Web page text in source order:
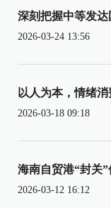
深刻把握中等发
2026-03-24 13:56
以人为本，情绪
2026-03-18 09:18
海南自贸港“封关
2026-03-12 16:12